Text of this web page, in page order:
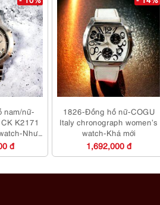
nam/nữ-
K2171
Như
đ
1826-Đồng hồ nữ-COGU
Italy chronograph women’s
watch-Khá mới
1,692,000 đ